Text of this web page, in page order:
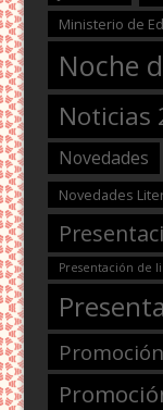
Ministerio de
Noche
Noticias
Novedades
Novedades
Presentación de